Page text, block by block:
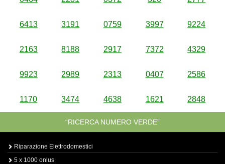
6413 3191 0759 3997 9224
2163 8188 2917 7372 4329
9923 2989 2313 0407 2586
1170 3474 4638 1621 2848
“RICERCA NUMERO VERDE”
Riparazione Elettrodomestici
5 x 1000 onlus